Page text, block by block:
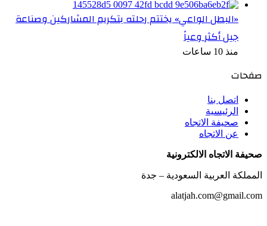
«البطل الواعي» يختتم رحلته بتكريم المشاركين وصناعة
جيل أكثر وعياً
منذ 10 ساعات
صفحات
اتصل بنا
الرئيسية
صحيفة الاتجاه
عن الاتجاه
صحيفة الاتجاه الالكترونية
المملكة العربية السعودية – جدة
alatjah.com@gmail.com